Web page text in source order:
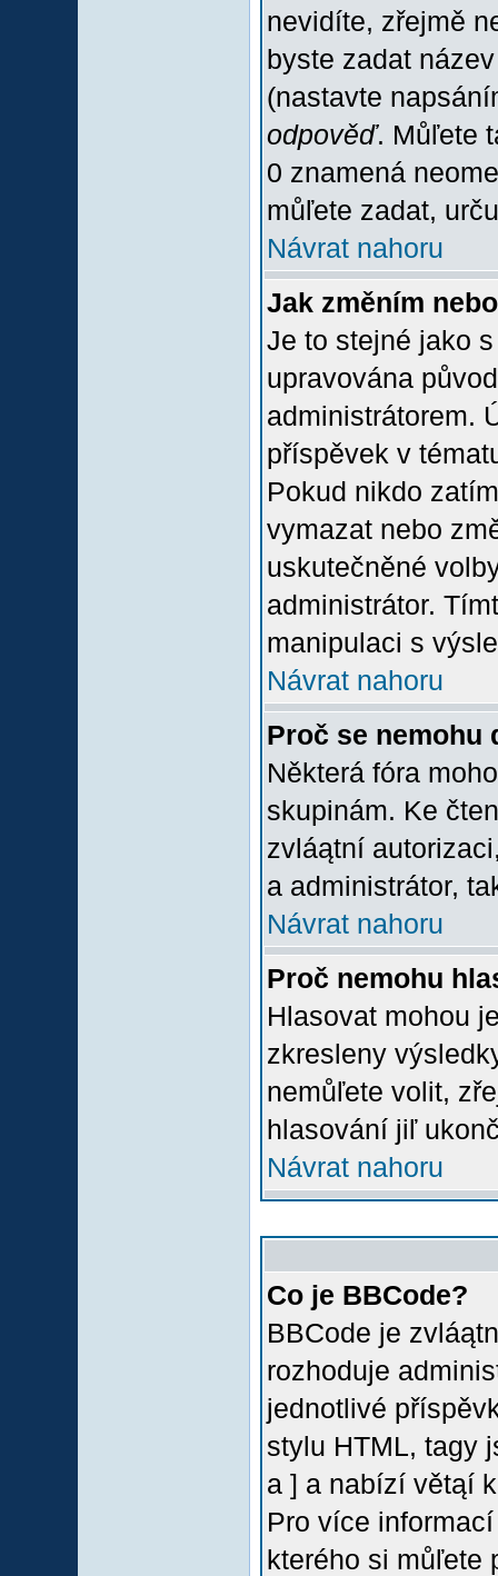
nevidíte, zřejmě
byste zadat
(nastavte
odpověď. Můľete
0 znamená
můľete zadat,
Návrat nahoru
Jak změním
Je to stejné jako
upravována
administrátorem.
příspěvek v
Pokud nikdo
vymazat nebo
uskutečněné
administrátor.
manipulaci s
Návrat nahoru
Proč se nemohu
Některá fóra
skupinám. Ke
zvláątní
a administrátor,
Návrat nahoru
Proč nemohu
Hlasovat mohou
zkresleny
nemůľete volit,
hlasování jiľ
Návrat nahoru
Co je BBCode?
BBCode je
rozhoduje
jednotlivé
stylu HTML, tagy
a ] a nabízí větąí
Pro více
kterého si můľete